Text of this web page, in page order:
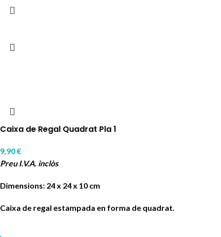
Caixa de Regal Quadrat Pla 1
9,90€
Preu I.V.A. inclòs
Dimensions: 24 x 24 x 10 cm
Caixa de regal estampada en forma de quadrat.